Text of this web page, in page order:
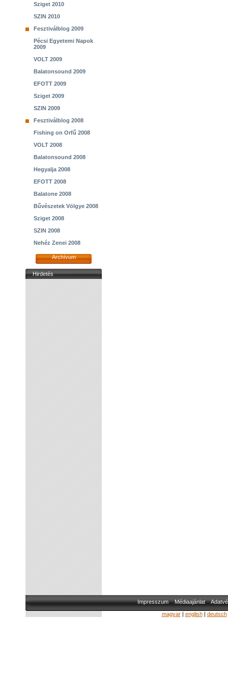
Sziget 2010
SZIN 2010
Fesztiválblog 2009
Pécsi Egyetemi Napok
2009
VOLT 2009
Balatonsound 2009
EFOTT 2009
Sziget 2009
SZIN 2009
Fesztiválblog 2008
Fishing on Orfű 2008
VOLT 2008
Balatonsound 2008
Hegyalja 2008
EFOTT 2008
Balatone 2008
Bűvészetek Völgye 2008
Sziget 2008
SZIN 2008
Nehéz Zenei 2008
Archívum
Hirdetés
Impresszum Médiaajánlat
magyar| english| deutsch